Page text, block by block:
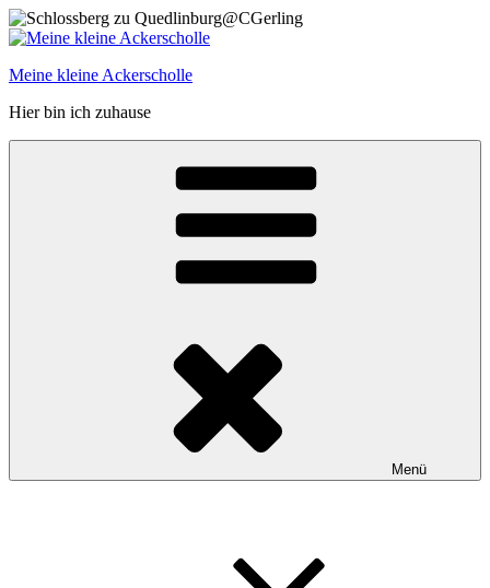
Zum
Inhalt
Meine kleine Ackerscholle
Hier bin ich zuhause
Menü